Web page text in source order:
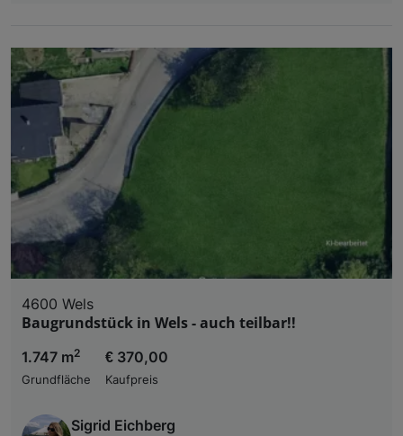
4600 Wels
Baugrundstück in Wels - auch teilbar!!
1.747 m2
Grundfläche
€ 370,00
Kaufpreis
Sigrid Eichberg